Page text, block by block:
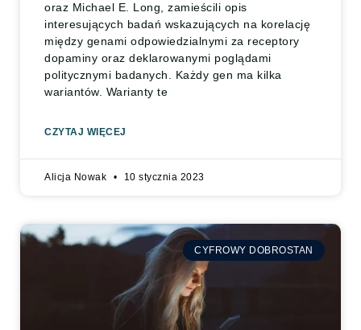
oraz Michael E. Long, zamieścili opis
interesujących badań wskazujących na korelację
między genami odpowiedzialnymi za receptory
dopaminy oraz deklarowanymi poglądami
politycznymi badanych. Każdy gen ma kilka
wariantów. Warianty te
CZYTAJ WIĘCEJ
Alicja Nowak 10 stycznia 2023
CYFROWY DOBROSTAN